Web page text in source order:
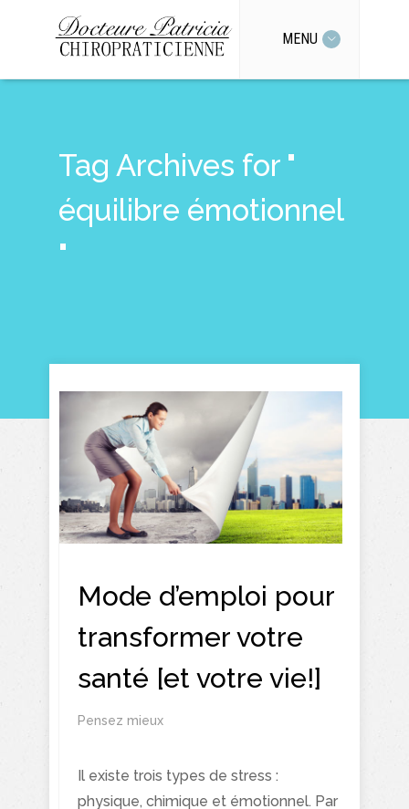
MENU
Tag Archives for "
équilibre émotionnel
"
Mode d’emploi pour
transformer votre
santé [et votre vie!]
Pensez mieux
Il existe trois types de stress :
physique, chimique et émotionnel. Par